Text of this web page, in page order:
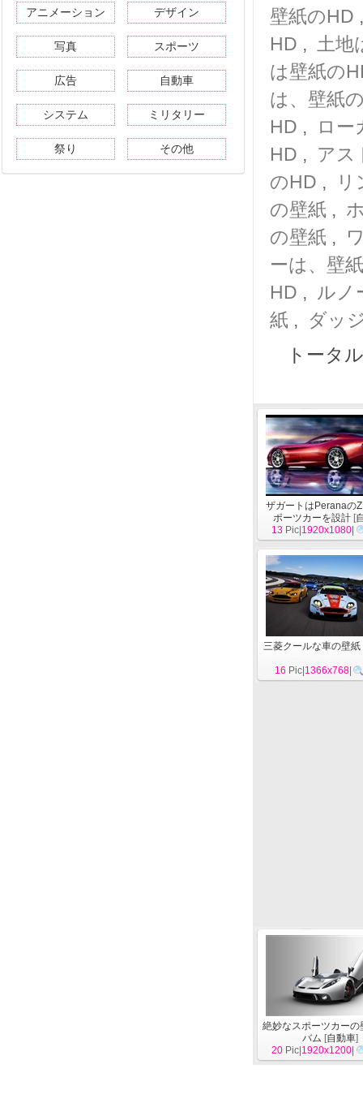
アニメーション デザイン
写真 スポーツ
広告 自動車
システム ミリタリー
祭り その他
壁紙のHD
HD , 土地
は壁紙の
は、壁紙
HD ,
ロー
HD , アス
のHD ,
リ
の壁紙 ,
の壁紙 ,
ーは、壁
HD , ルノ
紙 ,
ダッ
トータ
ザガートはPeranaの
ポーツカーを設計 [
13 Pic| 1920x1080
三菱クールな車の壁紙
16 Pic| 1366x768
絶妙なスポーツカーの
バム [自動車]
20 Pic| 1920x1200